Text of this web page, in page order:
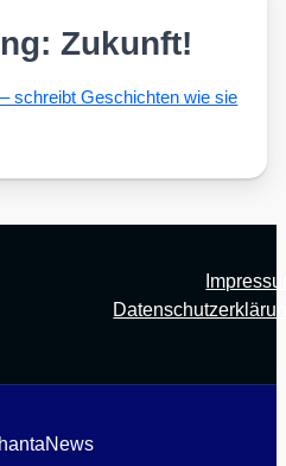
Zukunft!
schreibt Geschich­ten wie sie